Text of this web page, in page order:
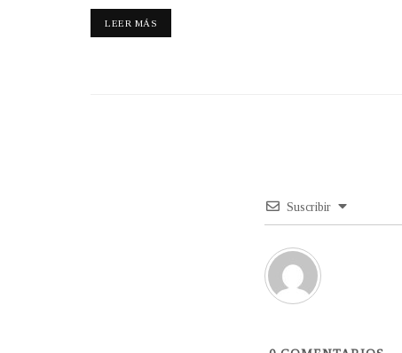
LEER MÁS
Suscribir